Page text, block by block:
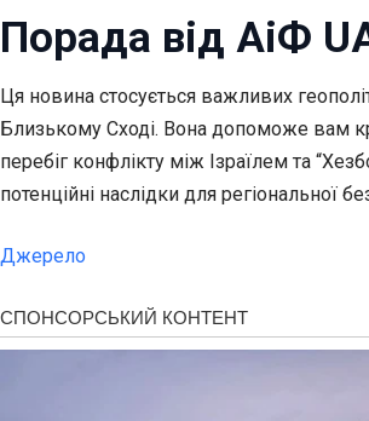
Порада від АіФ
Ця новина стосується важливих
Близькому Сході. Вона допоможе вам
перебіг конфлікту між Ізраїлем та
потенційні наслідки для регіональної
Джерело